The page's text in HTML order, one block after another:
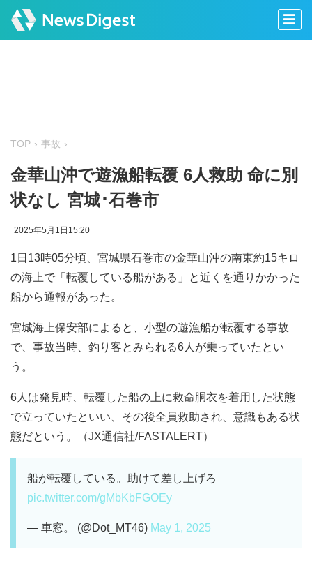
TOP 事故
金華山沖で遊漁船転覆 6人救助 命に別
状なし 宮城･石巻市
2025年5月1日15:20
1日13時05分頃、宮城県石巻市の金華山沖の南東約15キロ
の海上で「転覆している船がある」と近くを通りかかった
船から通報があった。
宮城海上保安部によると、小型の遊漁船が転覆する事故
で、事故当時、釣り客とみられる6人が乗っていたとい
う。
6人は発見時、転覆した船の上に救命胴衣を着用した状態
で立っていたといい、その後全員救助され、意識もある状
態だという。（JX通信社/FASTALERT）
船が転覆している。助けて差し上げろ
pic.twitter.com/gMbKbFGOEy
— 車窓。 (@Dot_MT46) May 1, 2025